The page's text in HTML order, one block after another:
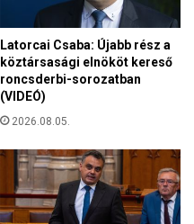
Latorcai Csaba: Újabb rész a
köztársasági elnököt kereső
roncsderbi-sorozatban
(VIDEÓ)
2026.08.05.